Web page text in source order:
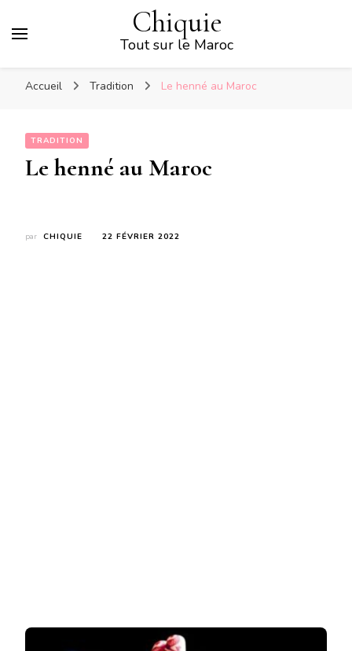
Chiquie
Tout sur le Maroc
Accueil Tradition Le henné au Maroc
TRADITION
Le henné au Maroc
par CHIQUIE 22 FÉVRIER 2022